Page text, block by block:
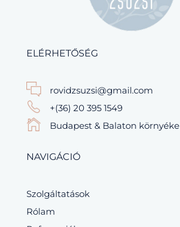
ELÉRHETŐSÉG
rovidzsuzsi@gmail.com
+(36) 20 395 1549
Budapest & Balaton környéke
NAVIGÁCIÓ
Szolgáltatások
Rólam